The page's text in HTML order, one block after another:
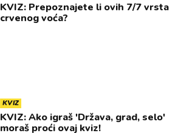
KVIZ: Prepoznajete li ovih 7/7 vrsta
crvenog voća?
KVIZ
KVIZ: Ako igraš 'Država, grad, selo'
moraš proći ovaj kviz!